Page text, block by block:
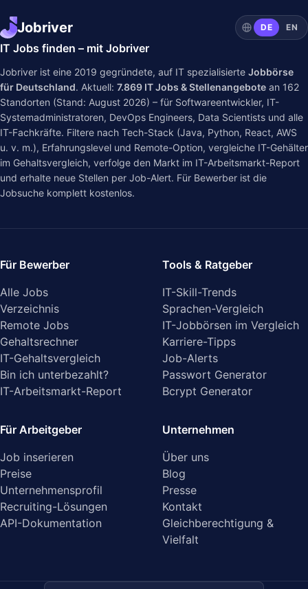
Jobriver DE EN
IT Jobs finden – mit Jobriver
Jobriver ist eine 2019 gegründete, auf IT spezialisierte Jobbörse
für Deutschland. Aktuell: 7.869 IT Jobs & Stellenangebote an 162
Standorten (Stand: August 2026) – für Softwareentwickler, IT-
Systemadministratoren, DevOps Engineers, Data Scientists und alle
IT-Fachkräfte. Filtere nach Tech-Stack (Java, Python, React, AWS
u. v. m.), Erfahrungslevel und Remote-Option, vergleiche IT-Gehälter
im Gehaltsvergleich, verfolge den Markt im IT-Arbeitsmarkt-Report
und erhalte neue Stellen per Job-Alert. Für Bewerber ist die
Jobsuche komplett kostenlos.
Für Bewerber
Alle Jobs
Verzeichnis
Remote Jobs
Gehaltsrechner
IT-Gehaltsvergleich
Bin ich unterbezahlt?
IT-Arbeitsmarkt-Report
Tools & Ratgeber
IT-Skill-Trends
Sprachen-Vergleich
IT-Jobbörsen im Vergleich
Karriere-Tipps
Job-Alerts
Passwort Generator
Bcrypt Generator
Für Arbeitgeber
Job inserieren
Preise
Unternehmensprofil
Recruiting-Lösungen
API-Dokumentation
Unternehmen
Über uns
Blog
Presse
Kontakt
Gleichberechtigung &
Vielfalt